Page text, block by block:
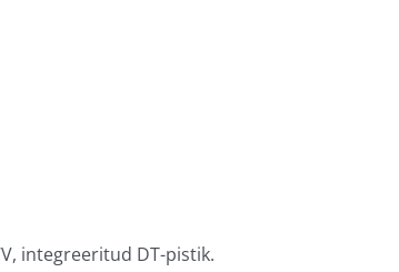
integreeritud DT-pistik.